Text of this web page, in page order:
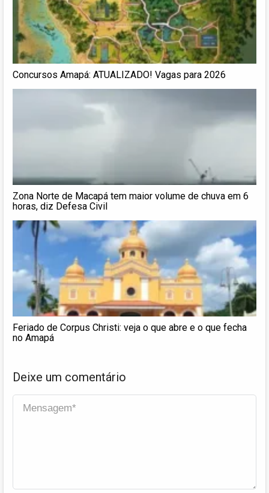
Concursos Amapá: ATUALIZADO! Vagas para 2026
Zona Norte de Macapá tem maior volume de chuva em 6
horas, diz Defesa Civil
Feriado de Corpus Christi: veja o que abre e o que fecha
no Amapá
Deixe um comentário